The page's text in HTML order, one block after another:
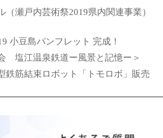
（瀬戸内芸術祭2019県内関連事業）
小豆島パンフレット 完成！
塩江温泉鉄道ー風景と記憶ー＞
鉄筋結束ロボット「トモロボ」販売